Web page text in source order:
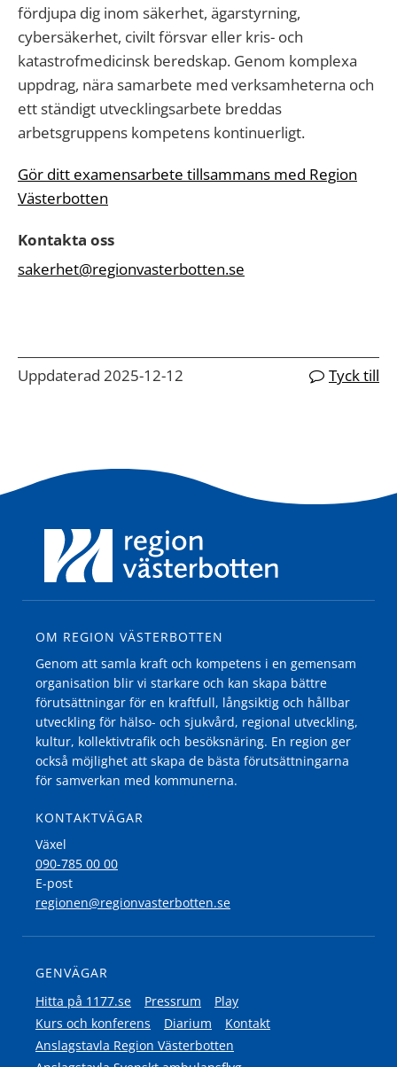
fördjupa dig inom säkerhet, ägarstyrning,
cybersäkerhet, civilt försvar eller kris- och
katastrofmedicinsk beredskap. Genom komplexa
uppdrag, nära samarbete med verksamheterna och
ett ständigt utvecklingsarbete breddas
arbetsgruppens kompetens kontinuerligt.
Gör ditt examensarbete tillsammans med Region
Västerbotten
Kontakta oss
sakerhet@regionvasterbotten.se
Uppdaterad 2025-12-12 Tyck till
OM REGION VÄSTERBOTTEN
Genom att samla kraft och kompetens i en gemensam
organisation blir vi starkare och kan skapa bättre
förutsättningar för en kraftfull, långsiktig och hållbar
utveckling för hälso- och sjukvård, regional utveckling,
kultur, kollektivtrafik och besöksnäring. En region ger
också möjlighet att skapa de bästa förutsättningarna
för samverkan med kommunerna.
KONTAKTVÄGAR
Växel
090-785 00 00
E-post
regionen@regionvasterbotten.se
GENVÄGAR
Hitta på 1177.se
Pressrum
Play
Kurs och konferens
Diarium
Kontakt
Anslagstavla Region Västerbotten